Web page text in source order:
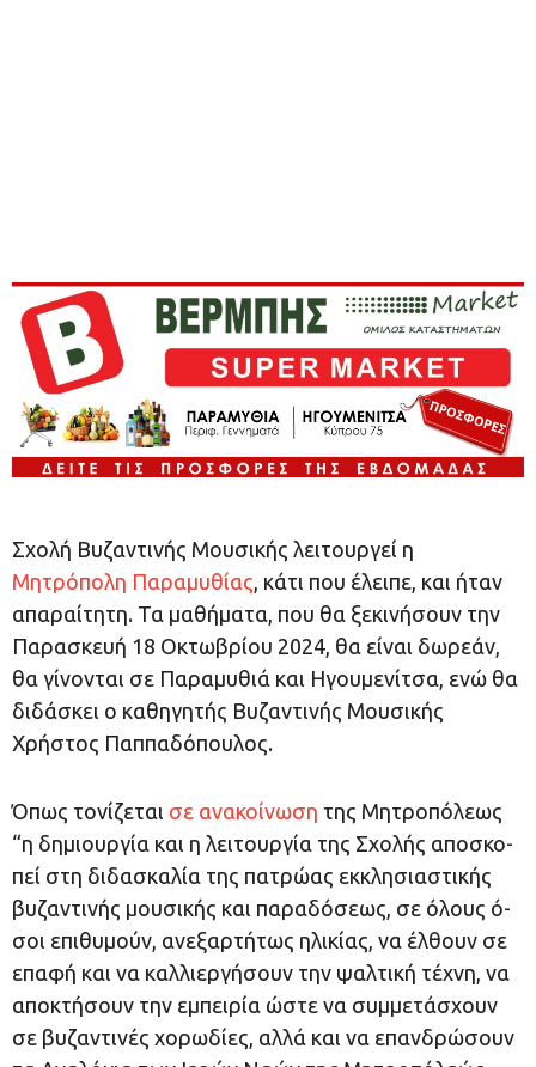
Σχολή Βυζαντινής Μουσικής λειτουργεί η
Μητρόπολη Παραμυθίας , κάτι που έλειπε, και ήταν
απαραίτητη. Τα μαθήματα, που θα ξεκινήσουν την
Παρασκευή 18 Οκτωβρίου 2024, θα είναι δωρεάν,
θα γίνονται σε Παραμυθιά και Ηγουμενίτσα, ενώ θα
διδάσκει ο καθηγητής Βυζαντινής Μουσικής
Χρήστος Παππαδόπουλος.
Όπως τονίζεται σε ανακοίνωση της Μητροπόλεως
“η δη­μι­ουρ­γί­α και η λει­τουρ­γί­α της Σχο­λής α­πο­σκο­
πεί στη δι­δα­σκα­λί­α της πα­τρώ­ας εκ­κλη­σι­α­στι­κής
βυ­ζαν­τι­νής μου­σι­κής και­ πα­ρα­δό­σε­ως, σε ό­λους ό­
σοι ε­πι­θυ­μούν, α­νε­ξαρ­τή­τως η­λι­κί­ας, να έλ­θουν σε
ε­πα­φή και να καλ­λι­ερ­γή­σουν την ψαλ­τι­κή τέ­χνη, να
α­πο­κτή­σουν την εμ­πει­ρί­α ώστε να συμ­με­τά­σχουν
σε βυ­ζαν­τι­νές χο­ρω­δί­ες, αλ­λά και να ε­παν­δρώ­σουν